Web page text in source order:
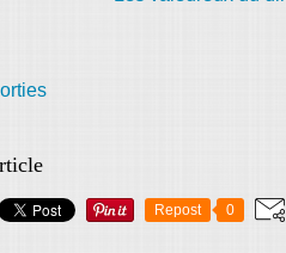
Repost 0